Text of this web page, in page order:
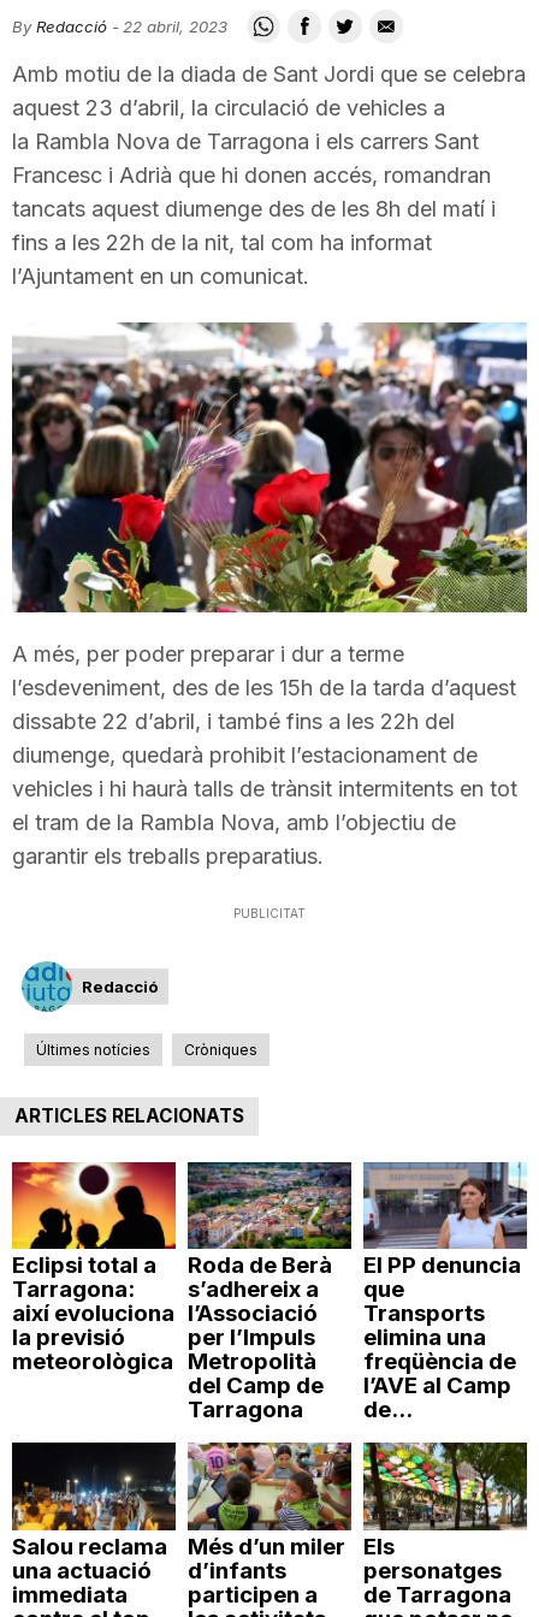
i
u
t
a
t
d
e
r
r
n
a
By Redacció - 22 abril, 2023
Amb motiu de la diada de Sant Jordi que se celebra
aquest 23 d’abril, la circulació de vehicles a
la Rambla Nova de Tarragona i els carrers Sant
Francesc i Adrià que hi donen accés, romandran
tancats aquest diumenge des de les 8h del matí i
fins a les 22h de la nit, tal com ha informat
l’Ajuntament en un comunicat.
A més, per poder preparar i dur a terme
l’esdeveniment, des de les 15h de la tarda d’aquest
dissabte 22 d’abril, i també fins a les 22h del
diumenge, quedarà prohibit l’estacionament de
vehicles i hi haurà talls de trànsit intermitents en tot
el tram de la Rambla Nova, amb l’objectiu de
garantir els treballs preparatius.
PUBLICITAT
Redacció
Últimes notícies Cròniques
ARTICLES RELACIONATS
Eclipsi total a
Tarragona:
així evoluciona
la previsió
meteorològica
Roda de Berà
s’adhereix a
l’Associació
per l’Impuls
Metropolità
del Camp de
Tarragona
El PP denuncia
que
Transports
elimina una
freqüència de
l’AVE al Camp
de...
Salou reclama
una actuació
immediata
Més d’un miler
d’infants
participen a
Els
personatges
de Tarragona